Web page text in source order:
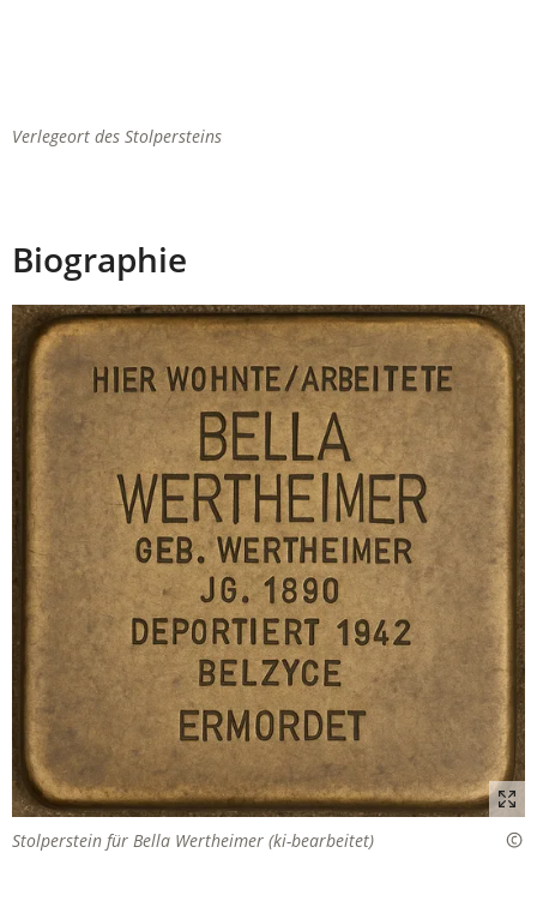
Verlegeort des Stolpersteins
Biographie
Stolperstein für Bella Wertheimer (ki-bearbeitet)